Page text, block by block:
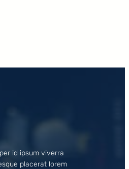
id ipsum viverra
placerat lorem